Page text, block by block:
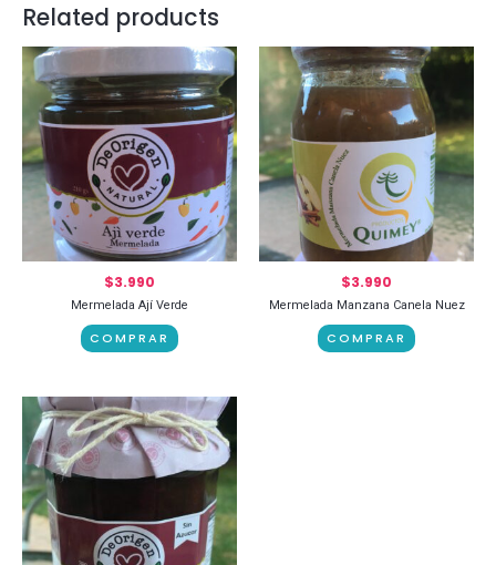
Related products
$3.990
Mermelada Ají Verde
COMPRAR
$3.990
Mermelada Manzana Canela Nuez
COMPRAR